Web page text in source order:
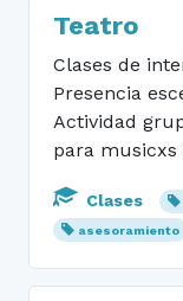
Teatro
Clases de
Presencia
Actividad
para
Clases
asesoramiento